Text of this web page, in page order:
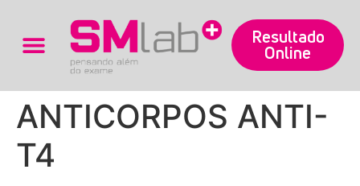
Resultado
Online
ANTICORPOS ANTI-
T4